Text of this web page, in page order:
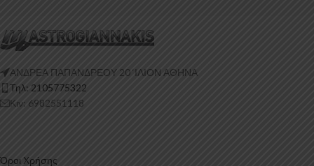
ΑΝΔΡΕΑ ΠΑΠΑΝΔΡΕΟΥ 20 ‘ΙΛΙΟΝ ΑΘΗΝΑ
Τηλ: 2105775322
Κιν: 6982551118
Όροι Χρήσης